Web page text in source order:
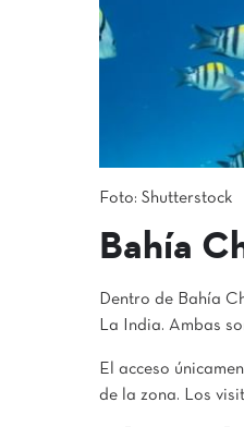
Foto: Shutterstock
Bahía
Dentro de Bahía
La India. Ambas
El acceso
de la zona. Los